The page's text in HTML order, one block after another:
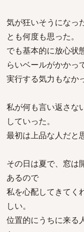
気が狂いそうになっ
とも何度も思った。
でも基本的に放心状
らいベールがかかっ
実行する気力もなか
私が何も言い返さな
していった。
最初は上品な人だと
その日は夏で、窓は
あるので
私を心配してきてく
しい。
位置的にうちに来る